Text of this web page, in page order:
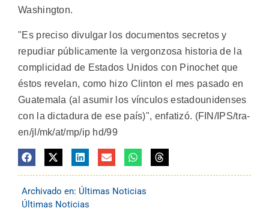
Washington.
"Es preciso divulgar los documentos secretos y
repudiar públicamente la vergonzosa historia de la
complicidad de Estados Unidos con Pinochet que
éstos revelan, como hizo Clinton el mes pasado en
Guatemala (al asumir los vínculos estadounidenses
con la dictadura de ese país)", enfatizó. (FIN/IPS/tra-
en/jl/mk/at/mp/ip hd/99
Archivado en: Últimas Noticias
Últimas Noticias